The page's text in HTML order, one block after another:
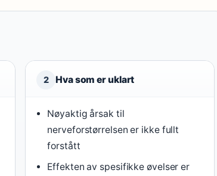
2 Hva som er uklart
Nøyaktig årsak til
nerveforstørrelsen er ikke fullt
forstått
Effekten av spesifikke øvelser er